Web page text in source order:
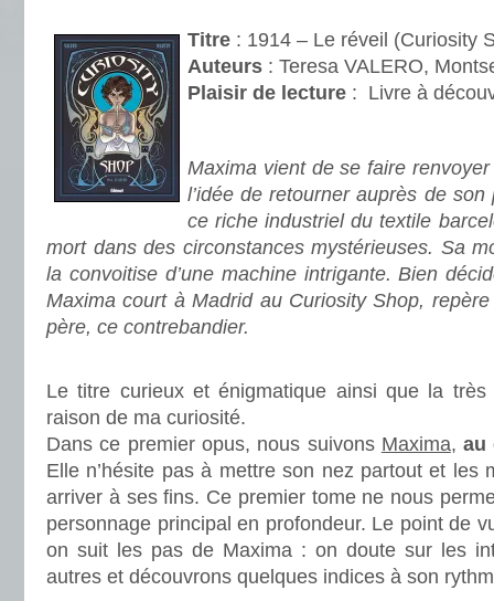
Titre : 1914 – Le réveil (Curiosity
Auteurs : Teresa VALERO,
Plaisir de lecture : Livre à
Maxima vient de se faire
l’idée de retourner auprès de
ce riche industriel du textile
mort dans des circonstances mystérieuses. Sa
la convoitise d’une machine intrigante. Bien
Maxima court à Madrid au Curiosity Shop,
père, ce contrebandier.
Le titre curieux et énigmatique ainsi que la
raison de ma curiosité.
Dans ce premier opus, nous suivons Maxima,au
Elle n’hésite pas à mettre son nez partout et les
arriver à ses fins. Ce premier tome ne nous
personnage principal en profondeur. Le point de
on suit les pas de Maxima : on doute sur les
autres et découvrons quelques indices à son